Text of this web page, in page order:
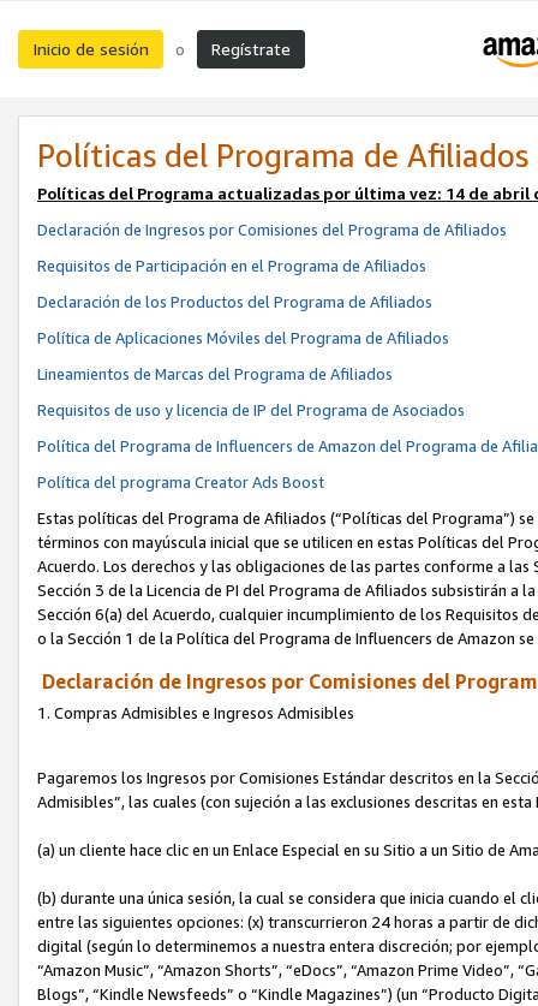
Inicio de sesión o Regístrate
Políticas del Programa de Afiliados
Políticas del Programa actualizadas por última vez: 14 de abril
Declaración de Ingresos por Comisiones del Programa de Afiliados
Requisitos de Participación en el Programa de Afiliados
Declaración de los Productos del Programa de Afiliados
Política de Aplicaciones Móviles del Programa de Afiliados
Lineamientos de Marcas del Programa de Afiliados
Requisitos de uso y licencia de IP del Programa de Asociados
Política del Programa de Influencers de Amazon del Programa de
Política del programa Creator Ads Boost
Estas políticas del Programa de Afiliados (“Políticas del Programa”)
términos con mayúscula inicial que se utilicen en estas Políticas del
Acuerdo. Los derechos y las obligaciones de las partes conforme a
Sección 3 de la Licencia de PI del Programa de Afiliados subsistirán
Sección 6(a) del Acuerdo, cualquier incumplimiento de los Requisitos
o la Sección 1 de la Política del Programa de Influencers de Amazon
Declaración de Ingresos por Comisiones del
1. Compras Admisibles e Ingresos Admisibles
Pagaremos los Ingresos por Comisiones Estándar descritos en la
Admisibles”, las cuales (con sujeción a las exclusiones descritas en
(a) un cliente hace clic en un Enlace Especial en su Sitio a un Sitio de
(b) durante una única sesión, la cual se considera que inicia cuando el
entre las siguientes opciones: (x) transcurrieron 24 horas a partir de
digital (según lo determinemos a nuestra entera discreción; por
“Amazon Music”, “Amazon Shorts”, “eDocs”, “Amazon Prime Video”,
Blogs”, “Kindle Newsfeeds” o “Kindle Magazines”) (un “Producto